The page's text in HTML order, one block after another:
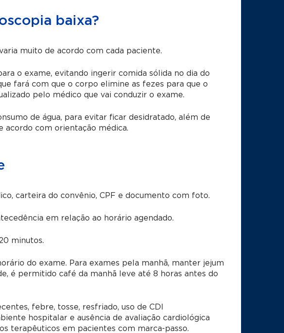
baixa?
muito de acordo com cada paciente.
o exame, evitando ingerir comida sólida no dia do
fará com que o corpo elimine as fezes para que o
pelo médico que vai conduzir o exame.
de água, para evitar ficar desidratado, além de
acordo com orientação médica.
carteira do convênio, CPF e documento com foto.
em relação ao horário agendado.
minutos.
do exame. Para exames pela manhã, manter jejum
é permitido café da manhã leve até 8 horas antes do
febre, tosse, resfriado, uso de CDI
hospitalar e ausência de avaliação cardiológica
terapêuticos em pacientes com marca-passo.